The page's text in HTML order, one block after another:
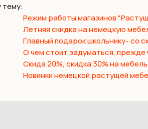
тему:
Режим работы магазинов
Летняя скидка на немецкую
Главный подарок школьнику- со
О чем стоит задуматься, прежде
Скида 20%, скидка 30% на
Новинки немецкой растущей